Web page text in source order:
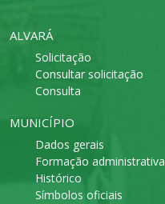
ALVARÁ
Solicitação
Consultar solicitação
Consulta
MUNICÍPIO
Dados gerais
Formação administrativa
Histórico
Símbolos oficiais